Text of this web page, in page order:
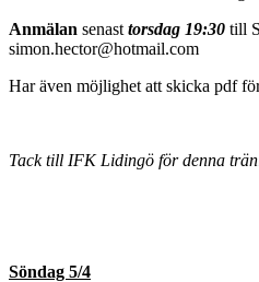
Anmälan senast torsdag 19:30 till
simon.hector@hotmail.com
Har även möjlighet att skicka pdf
Tack till IFK Lidingö för denna
Söndag 5/4